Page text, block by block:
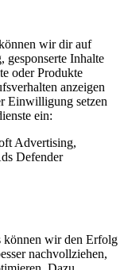
wir dir auf
gesponserte Inhalte
oder Produkte
anzeigen
Einwilligung setzen
ein:
Advertising,
Defender
können wir den Erfolg
nachvollziehen,